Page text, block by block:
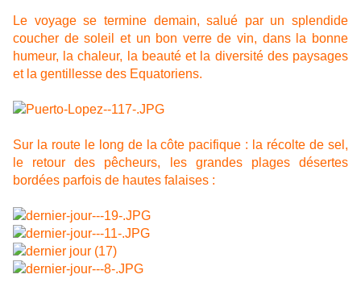
Le voyage se termine demain, salué par un splendide
coucher de soleil et un bon verre de vin, dans la bonne
humeur, la chaleur, la beauté et la diversité des paysages
et la gentillesse des Equatoriens.
Sur la route le long de la côte pacifique : la récolte de sel,
le retour des pêcheurs, les grandes plages désertes
bordées parfois de hautes falaises :